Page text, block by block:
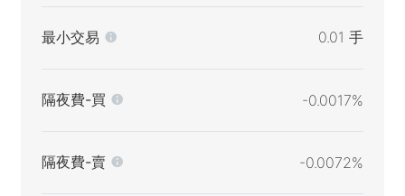
最小交易 0.01 手
隔夜費-買 -0.0017%
隔夜費-賣 -0.0072%